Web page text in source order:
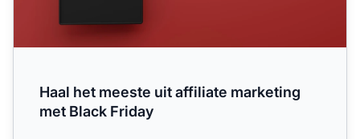
Haal het meeste uit affiliate marketing
met Black Friday